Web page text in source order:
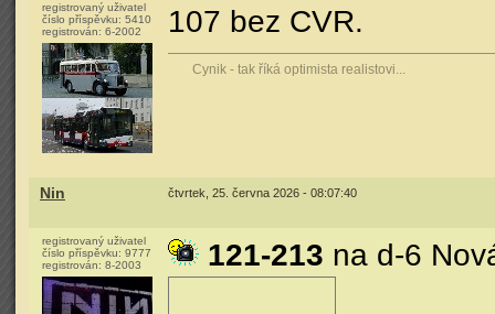
registrovaný uživatel
číslo příspěvku: 5410
registrován: 6-2002 107 bez CVR.
Cynik - tak říká optimista realistovi...
Nin čtvrtek, 25. června 2026 - 08:07:40
registrovaný uživatel
číslo příspěvku: 9777
registrován: 8-2003 121-213 na d-6